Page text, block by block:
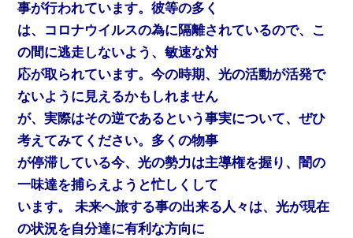
事が行われています。彼等の多く
は、コロナウイルスの為に隔離されているので、こ
の間に逃走しないよう、敏速な対
応が取られています。今の時期、光の活動が活発で
ないように見えるかもしれません
が、実際はその逆であるという事実について、ぜひ
考えてみてください。多くの物事
が停滞している今、光の勢力は主導権を握り、闇の
一味達を捕らえようと忙しくして
います。 未来へ旅する事の出来る人々は、光が現在
の状況を自分達に有利な方向に